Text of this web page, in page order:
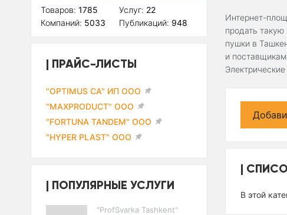
Интернет-
продать
пушки в
и
В этой
Товаров: 1785
Компаний: 5033
Услуг: 22
Публикаций: 948
ПРАЙС-ЛИСТЫ
"OPTIMUS CA" ИП ООО
"MAXPRODUCT" ООО
"FORTUNA TANDEM" ООО
"HYPER PLAST" ООО
ПОПУЛЯРНЫЕ УСЛУГИ
"ProfSvarka Tashkent"